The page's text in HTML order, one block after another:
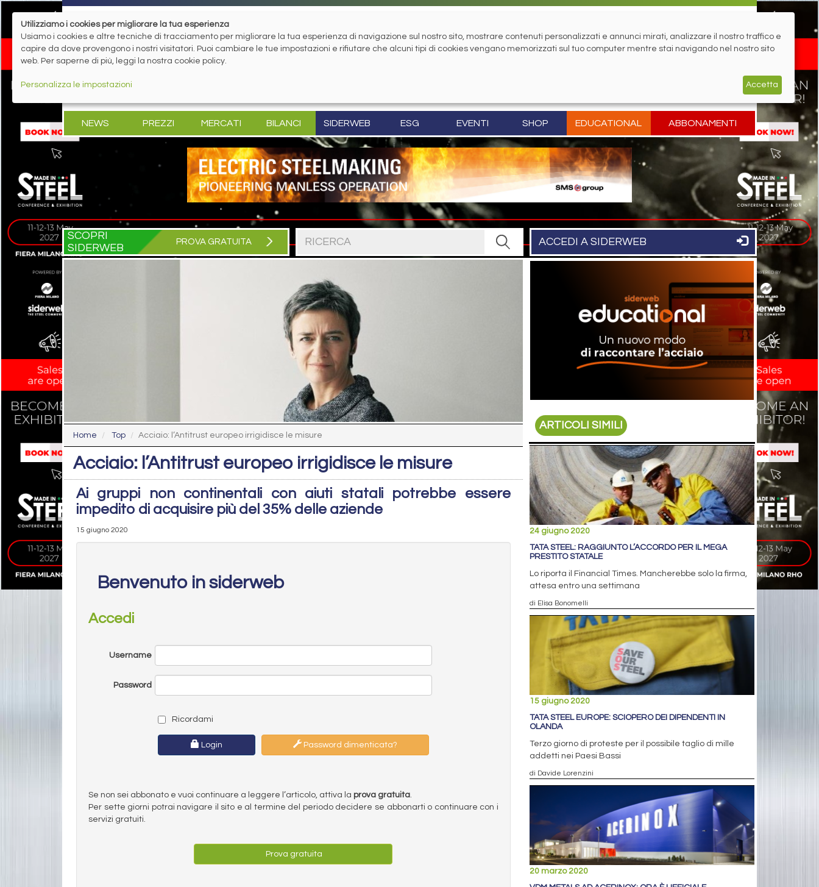
NEWS PREZZI MERCATI BILANCI SIDERWEB ESG EVENTI SHOP EDUCATIONAL ABBONAMENTI
SCOPRI
SIDERWEB
PROVA GRATUITA ACCEDI A SIDERWEB
Home Top Acciaio: l’Antitrust europeo irrigidisce le misure
Acciaio: l’Antitrust europeo irrigidisce le misure
Ai gruppi non continentali con aiuti statali potrebbe essere
impedito di acquisire più del 35% delle aziende
15 giugno 2020
Benvenuto in siderweb
Accedi
Username
Password
Ricordami
Login Password dimenticata?
Se non sei abbonato e vuoi continuare a leggere l’articolo, attiva la prova gratuita.
Per sette giorni potrai navigare il sito e al termine del periodo decidere se abbonarti o continuare con i
servizi gratuiti.
Prova gratuita
ARTICOLI SIMILI
24 giugno 2020
TATA STEEL: RAGGIUNTO L’ACCORDO PER IL MEGA
PRESTITO STATALE
Lo riporta il Financial Times. Mancherebbe solo la firma,
attesa entro una settimana
di Elisa Bonomelli
15 giugno 2020
TATA STEEL EUROPE: SCIOPERO DEI DIPENDENTI IN
OLANDA
Terzo giorno di proteste per il possibile taglio di mille
addetti nei Paesi Bassi
di Davide Lorenzini
20 marzo 2020
Utilizziamo i cookies per migliorare la tua esperienza
Usiamo i cookies e altre tecniche di tracciamento per migliorare la tua esperienza di navigazione sul nostro sito, mostrare contenuti personalizzati e annunci mirati, analizzare il nostro traffico e
capire da dove provengono i nostri visitatori. Puoi cambiare le tue impostazioni e rifiutare che alcuni tipi di cookies vengano memorizzati sul tuo computer mentre stai navigando nel nostro sito
web. Per saperne di più, leggi la nostra cookie policy.
Personalizza le impostazioni Accetta